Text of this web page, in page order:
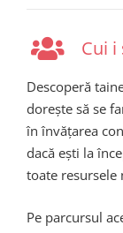
Cui i
Descoperă
dorește să se
în învățarea
dacă ești la
toate resursele
Pe parcursul